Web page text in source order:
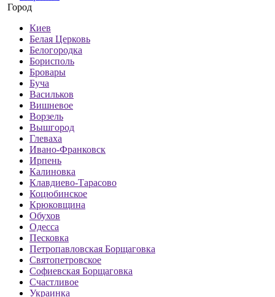
Город
Киев
Белая Церковь
Белогородка
Борисполь
Бровары
Буча
Васильков
Вишневое
Ворзель
Вышгород
Глеваха
Ивано-Франковск
Ирпень
Калиновка
Клавдиево-Тарасово
Коцюбинское
Крюковщина
Обухов
Одесса
Песковка
Петропавловская Борщаговка
Святопетровское
Софиевская Борщаговка
Счастливое
Украинка